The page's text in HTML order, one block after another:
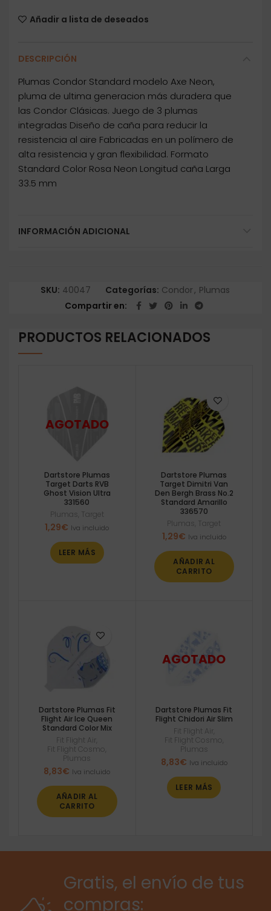
Añadir a lista de deseados
DESCRIPCIÓN
Plumas Condor Standard modelo Axe Neon,
pluma de ultima generacion más duradera que
las Condor Clásicas. Juego de 3 plumas
integradas Diseño de caña para reducir la
resistencia al aire Fabricadas en un polímero de
alta resistencia y gran flexibilidad. Formato
Standard Color Rosa Neon Longitud caña Larga
33.5 mm
INFORMACIÓN ADICIONAL
SKU: 40047 Categorías: Condor, Plumas
Compartir en
PRODUCTOS RELACIONADOS
Dartstore Plumas
Target Darts RVB
Ghost Vision Ultra
331560
Plumas Target
1,29€ Iva incluido
LEER MÁS
Dartstore Plumas
Target Dimitri Van
Den Bergh Brass No.2
Standard Amarillo
336570
Plumas Target
1,29€ Iva incluido
AÑADIR AL
CARRITO
Dartstore Plumas Fit
Flight Air Ice Queen
Standard Color Mix
Fit Flight Air
Fit Flight Cosmo
Plumas
8,83€ Iva incluido
AÑADIR AL
CARRITO
Dartstore Plumas Fit
Flight Chidori Air Slim
Fit Flight Air
Fit Flight Cosmo
Plumas
8,83€ Iva incluido
LEER MÁS
Gratis, el envío de tus
compras: